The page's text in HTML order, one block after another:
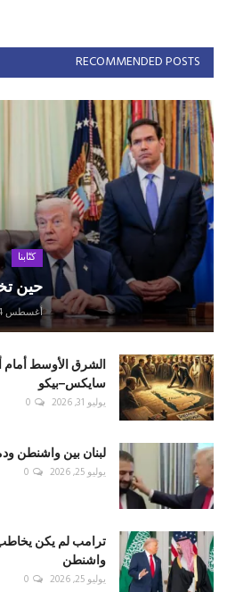
RECOMMENDED POSTS
كتّابنا
حين
أغسطس 4, 2026
الشرق الأوسط أمام
سايكس–بيكو
يوليو 31, 2026 0
لبنان بين واشنطن
يوليو 25, 2026 0
ترامب لم يكن
واشنطن
يوليو 25, 2026 0